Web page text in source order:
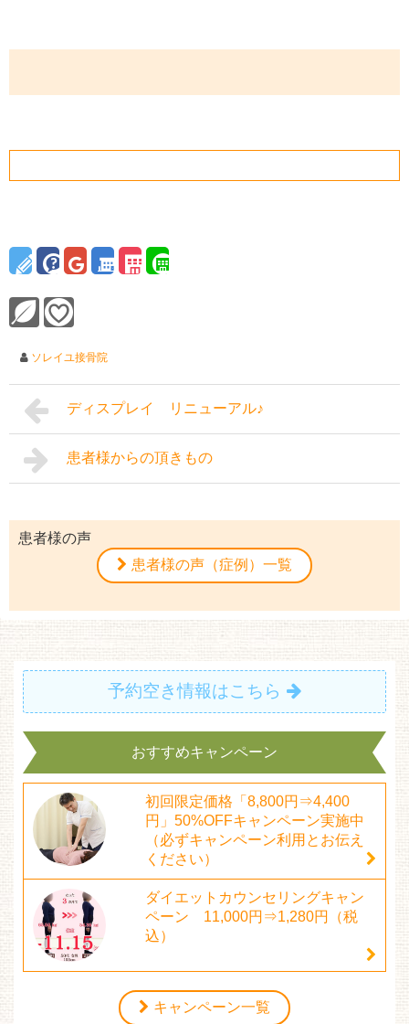
ソレイユ接骨院
ディスプレイ リニューアル♪
患者様からの頂きもの
患者様の声
患者様の声（症例）一覧
予約空き情報はこちら
おすすめキャンペーン
初回限定価格「8,800円⇒4,400
円」50%OFFキャンペーン実施中
（必ずキャンペーン利用とお伝え
ください）
ダイエットカウンセリングキャン
ペーン 11,000円⇒1,280円（税
込）
キャンペーン一覧